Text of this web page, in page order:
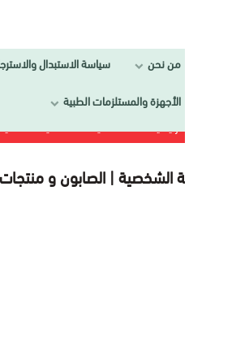
سياسة الاستبدال والاسترجاع
الأجهزة والمستلزمات الطبية
العـنــــاية العناية الشخصية الصابون
الشخصية | الصابون و منتجات